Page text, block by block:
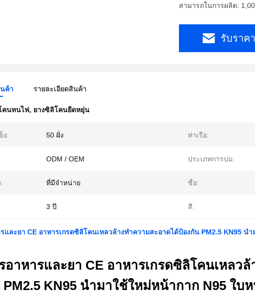
สามารถในการผลิต:
รับราค
ค้า รายละเอียดสินค้า
คนทนไฟ, ยางซิลิโคนยืดหยุ่น
ง: 50 ฝั่ง ท่าเรือ:
ODM / OEM ประเภทการบ่ม:
ที่มีจำหน่าย ชื่อ:
3 ปี สี:
และยา CE อาหารเกรดซิลิโคนเหลวล้างทำความสะอาดได้ป้องกัน PM2.5 KN95
อาหารและยา CE อาหารเกรดซิลิโคนเหลว
KN95 นำมาใช้ใหม่หน้ากาก N95 ใ